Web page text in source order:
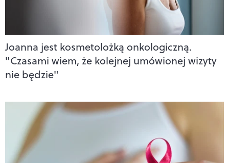
Joanna jest kosmetolożką onkologiczną.
"Czasami wiem, że kolejnej umówionej wizyty
nie będzie"